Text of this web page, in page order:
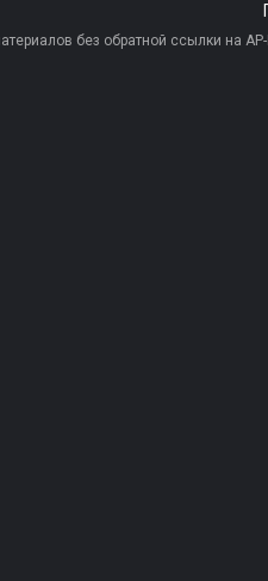
без обратной ссылки на